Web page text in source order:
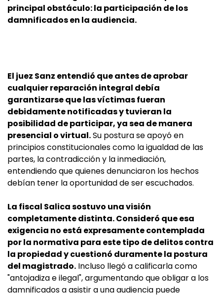
principal obstáculo: la participación de los
damnificados en la audiencia.
El juez Sanz entendió que antes de aprobar
cualquier reparación integral debía
garantizarse que las víctimas fueran
debidamente notificadas y tuvieran la
posibilidad de participar, ya sea de manera
presencial o virtual.Su postura se apoyó en
principios constitucionales como la igualdad de las
partes, la contradicción y la inmediación,
entendiendo que quienes denunciaron los hechos
debían tener la oportunidad de ser escuchados.
La fiscal Salica sostuvo una visión
completamente distinta. Consideró que esa
exigencia no está expresamente contemplada
por la normativa para este tipo de delitos contra
la propiedad y cuestionó duramente la postura
del magistrado. Incluso llegó a calificarla como
"antojadiza e ilegal", argumentando que obligar a los
damnificados a asistir a una audiencia puede